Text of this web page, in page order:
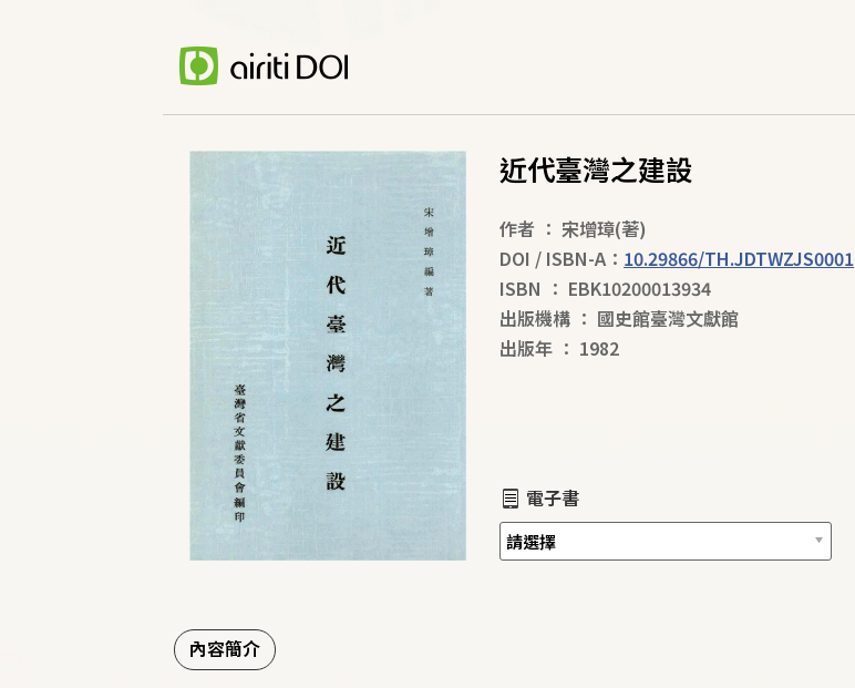
近代臺灣之建設
作者 ： 宋增璋(著)
DOI / ISBN-A： 10.29866/TH.JDTWZJS0001
ISBN ： EBK10200013934
出版機構 ： 國史館臺灣文獻館
出版年 ： 1982
電子書
內容簡介